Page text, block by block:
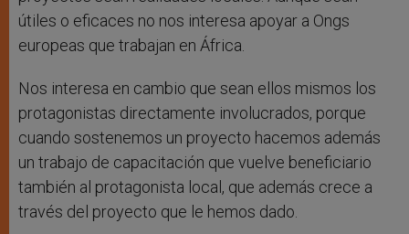
útiles o eficaces no nos interesa apoyar a Ongs
europeas que trabajan en África.
Nos interesa en cambio que sean ellos mismos los
protagonistas directamente involucrados, porque
cuando sostenemos un proyecto hacemos además
un trabajo de capacitación que vuelve beneficiario
también al protagonista local, que además crece a
través del proyecto que le hemos dado.